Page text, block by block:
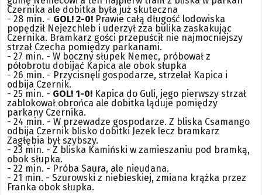
Czernika ale dobitka była już skuteczna
- 28 min. - GOL! 2-0! Prawie całą długość lodowiska
popędził Nejezchleb i uderzył zza bulika zaskakując
Czernika. Bramkarz gości przepuścił nie najmocniejszy
strzał Czecha pomiędzy parkanami.
- 27 min. - W boczny słupek Nemec, próbował z
półobrotu dobijać Kapica ale obok słupka
- 26 min. - Przycisnęli gospodarze, strzelał Kapica i
odbija Czernik.
- 25 min. - GOL! 1-0! Kapica do Guli, jego pierwszy strzał
zablokował obrońca ale dobitka ląduje pomiędzy
parkany Czernika.
- 24 min. - W przewadze gospodarze. Z bliska Csamango
odbija Czernik blisko dobitki Jezek lecz bramkarz
Zagłębia był szybszy.
- 23 min. - Z bliska Kamiński w zamieszaniu pod bramką,
obok słupka.
- 22 min. - Próba Saura, ale nieudana.
- 21 min. - Szurowski z niebieskiej, zmiana krążka przez
Franka obok słupka.